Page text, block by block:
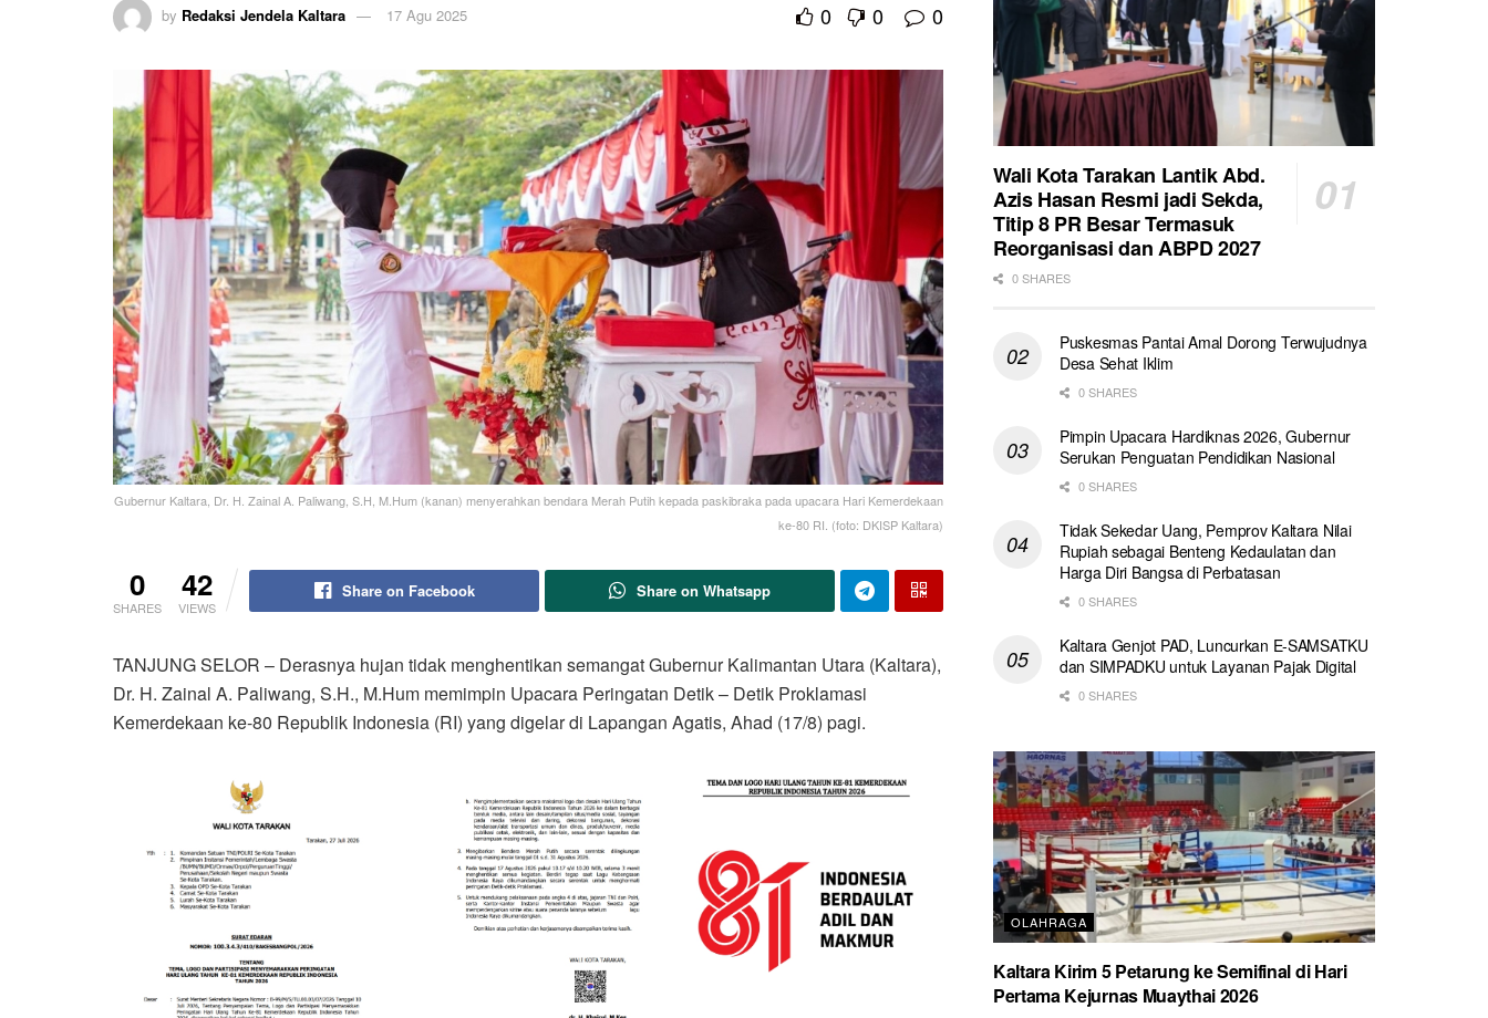
by Redaksi Jendela Kaltara 17 Agu 2025 0 0 0
Gubernur Kaltara, Dr. H. Zainal A. Paliwang, S.H, M.Hum (kanan) menyerahkan bendara Merah Putih kepada paskibraka pada upacara Hari Kemerdekaan
ke-80 RI. (foto: DKISP Kaltara)
0
SHARES
42
VIEWS
Share on Facebook Share on Whatsapp
TANJUNG SELOR – Derasnya hujan tidak menghentikan semangat Gubernur Kalimantan Utara (Kaltara),
Dr. H. Zainal A. Paliwang, S.H., M.Hum memimpin Upacara Peringatan Detik – Detik Proklamasi
Kemerdekaan ke-80 Republik Indonesia (RI) yang digelar di Lapangan Agatis, Ahad (17/8) pagi.
Wali Kota Tarakan Lantik Abd.
Azis Hasan Resmi jadi Sekda,
Titip 8 PR Besar Termasuk
Reorganisasi dan ABPD 2027
0 SHARES
Puskesmas Pantai Amal Dorong Terwujudnya
Desa Sehat Iklim
0 SHARES
Pimpin Upacara Hardiknas 2026, Gubernur
Serukan Penguatan Pendidikan Nasional
0 SHARES
Tidak Sekedar Uang, Pemprov Kaltara Nilai
Rupiah sebagai Benteng Kedaulatan dan
Harga Diri Bangsa di Perbatasan
0 SHARES
Kaltara Genjot PAD, Luncurkan E-SAMSATKU
dan SIMPADKU untuk Layanan Pajak Digital
0 SHARES
OLAHRAGA
Kaltara Kirim 5 Petarung ke Semifinal di Hari
Pertama Kejurnas Muaythai 2026